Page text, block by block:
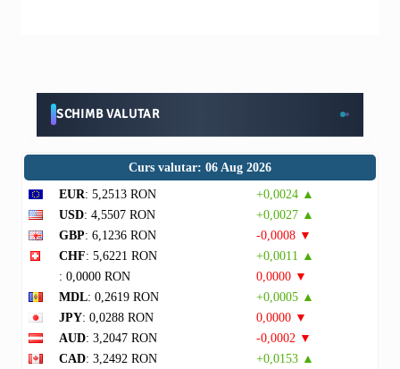
SCHIMB VALUTAR
Curs valutar: 06 Aug 2026
EUR: 5,2513 RON
+0,0024 ▲
USD: 4,5507 RON
+0,0027 ▲
GBP: 6,1236 RON
-0,0008 ▼
CHF: 5,6221 RON
+0,0011 ▲
: 0,0000 RON
0,0000 ▼
MDL: 0,2619 RON
+0,0005 ▲
JPY: 0,0288 RON
0,0000 ▼
AUD: 3,2047 RON
-0,0002 ▼
CAD: 3,2492 RON
+0,0153 ▲